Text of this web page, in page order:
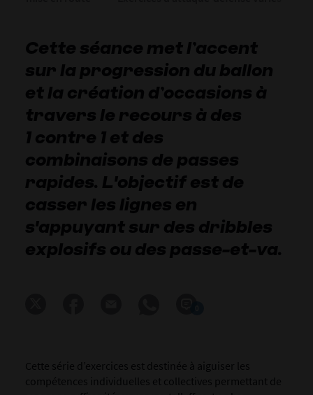
Cette séance met l’accent
sur la progression du ballon
et la création d’occasions à
travers le recours à des
1 contre 1 et des
combinaisons de passes
rapides. L'objectif est de
casser les lignes en
s'appuyant sur des dribbles
explosifs ou des passe-et-va.
Cette série d’exercices est destinée à aiguiser les
compétences individuelles et collectives permettant de